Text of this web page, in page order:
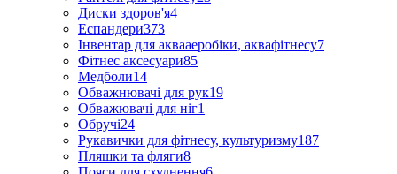
Диски здоров'я4
Еспандери373
Інвентар для аквааеробіки, аквафітнесу7
Фітнес аксесуари85
Медболи14
Обважнювачі для рук19
Обважювачі для ніг1
Обручі24
Рукавички для фітнесу, культуризму187
Пляшки та фляги8